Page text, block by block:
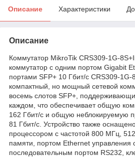
Описание Характеристики
Описание
Коммутатор MikroTik CRS309-1G-
коммутатор с одним портом Gigabit
портами SFP+ 10 Гбит/с CRS309-
компактный, но мощный сетевой
восемь слотов SFP+,
каждом, что обеспечивает общую
162 Гбит/с и общую неблокируемую
81 Гбит/с. Устройство также
процессором с частотой 800 МГц,
памяти, портом Ethernet управления
последовательным портом RS232,